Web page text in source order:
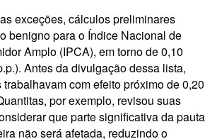
exceções, cálculos preliminares
benigno para o Índice Nacional de
Amplo (IPCA), em torno de 0,10
Antes da divulgação dessa lista,
com efeito próximo de 0,20
por exemplo, revisou suas
que parte significativa da pauta
não será afetada, reduzindo o